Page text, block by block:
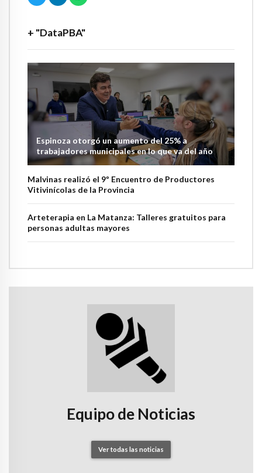
+ "DataPBA"
Espinoza otorgó un aumento del 25% a
trabajadores municipales en lo que va del año
Malvinas realizó el 9º Encuentro de Productores
Vitivinícolas de la Provincia
Arteterapia en La Matanza: Talleres gratuitos para
personas adultas mayores
Equipo de Noticias
Ver todas las noticias